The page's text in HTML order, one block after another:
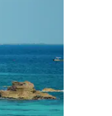
et en les faisant glisser.